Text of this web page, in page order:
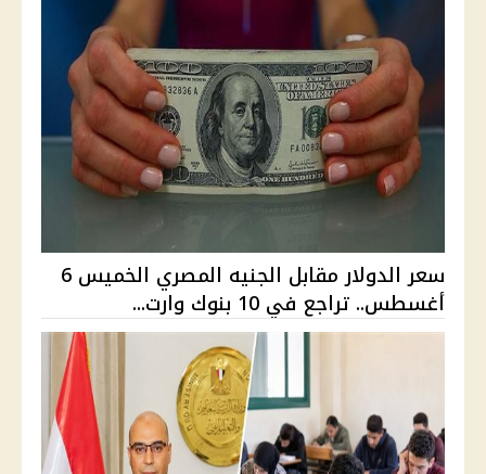
سعر الدولار مقابل الجنيه المصري الخميس 6
أغسطس.. تراجع في 10 بنوك وارت...